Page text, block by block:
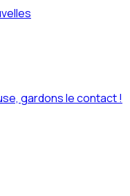
gardons le contact !